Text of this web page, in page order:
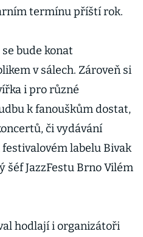
termínu příští rok.
bude konat
v sálech. Zároveň si
i pro různé
k fanouškům dostat,
či vydávání
labelu Bivak
šéf JazzFestu Brno Vilém
hodlají i organizátoři